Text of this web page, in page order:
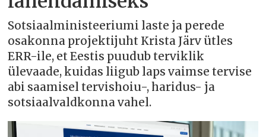
Sotsiaalministeeriumi laste ja perede
osakonna projektijuht Krista Järv ütles
ERR-ile, et Eestis puudub terviklik
ülevaade, kuidas liigub laps vaimse tervise
abi saamisel tervishoiu-, haridus- ja
sotsiaalvaldkonna vahel.